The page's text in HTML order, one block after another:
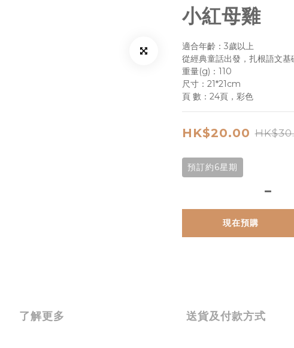
小紅母雞
適合年齡：3歲以上
從經典童話出發，扎根語文基
重量(g)：110
尺寸：21*21cm
頁 數：24頁，彩色
HK$20.00
預訂約6星期
現在預購
了解更多 送貨及付款方式